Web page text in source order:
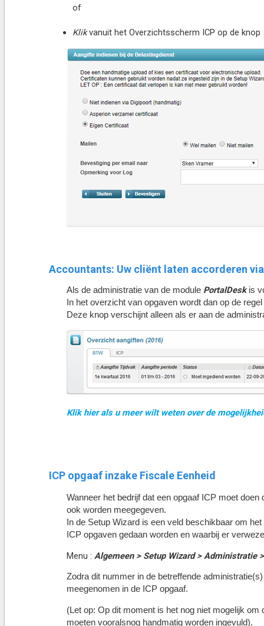
of
Klikvanuit het Overzichtsscherm ICP op de knop
Accountants: Uw cliënt laten accorderen
Als de administratie van de module PortalDesk is
In het overzicht van opgaven wordt dan op de
Deze knop verschijnt alleen als er aan de
Klik hier als u meer wilt weten over de
ICP opgaaf inzake Fiscale Eenheid
Wanneer het bedrijf dat een opgaaf ICP moet
ook worden meegegeven.
In de Setup Wizard is een veld beschikbaar om
ICP opgaven gedaan worden en waarbij er
Menu : Algemeen > Setup Wizard > Administratie
Zodra dit nummer in de betreffende
meegenomen in de ICP opgaaf.
(Let op: Op dit moment is het nog niet mogelijk
moeten vooralsnog handmatig worden ingevuld).